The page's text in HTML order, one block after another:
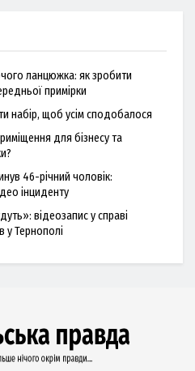
ланцюжка: як зробити
примірки
набір, щоб усім сподобалося
для бізнесу та
46-річний чоловік:
інциденту
відеозапис у справі
у Тернополі